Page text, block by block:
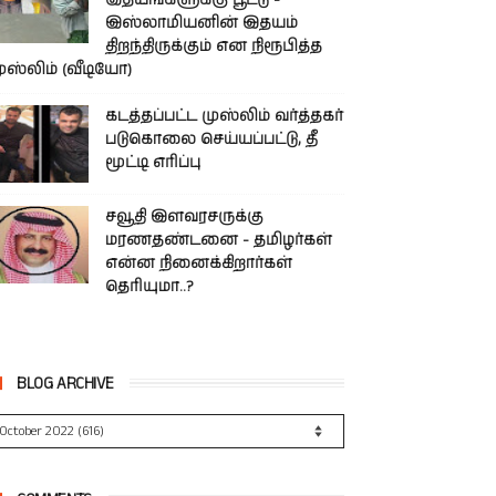
இஸ்லாமியனின் இதயம்
திறந்திருக்கும் என நிரூபித்த
(வீடியோ)
கடத்தப்பட்ட முஸ்லிம் வர்த்தகர்
படுகொலை செய்யப்பட்டு, தீ
மூட்டி எரிப்பு
சவூதி இளவரசருக்கு
மரணதண்டனை - தமிழர்கள்
என்ன நினைக்கிறார்கள்
தெரியுமா..?
BLOG ARCHIVE